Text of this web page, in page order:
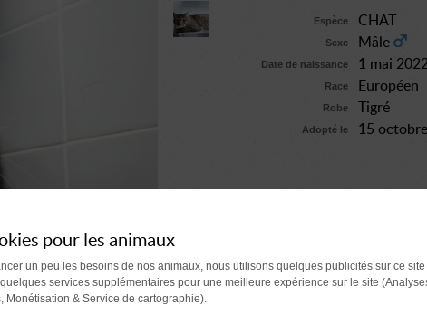
Espèce CHAT
Sexe Mâle
Date de naissance 1 mai 2022
Race Européen
Robe Tigré
Adopté le 15
pour les animaux
un peu les besoins de nos animaux, nous utilisons quelques publicités sur ce
services supplémentaires pour une meilleure expérience sur le site
Monétisation & Service de cartographie).